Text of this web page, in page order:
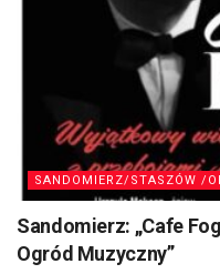
SANDOMIERZ/STASZÓW /
Sandomierz: „Cafe
Ogród Muzyczny”